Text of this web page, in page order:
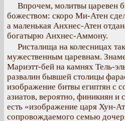
Впрочем, молитвы царевен
божеством: скоро Ми-Атен
а маленькая Анхнес-Атен
богатырю Анхнес-Аммону.
Ристалища на колесницах
мужественным царевнам.
Мариэтт-бей на камнях Тель-
развалин бывшей столицы
изображение битвы египтян с
азиатов, вероятно, финикиян и
есть «изображение царя Хун-
сопровождаемого семью